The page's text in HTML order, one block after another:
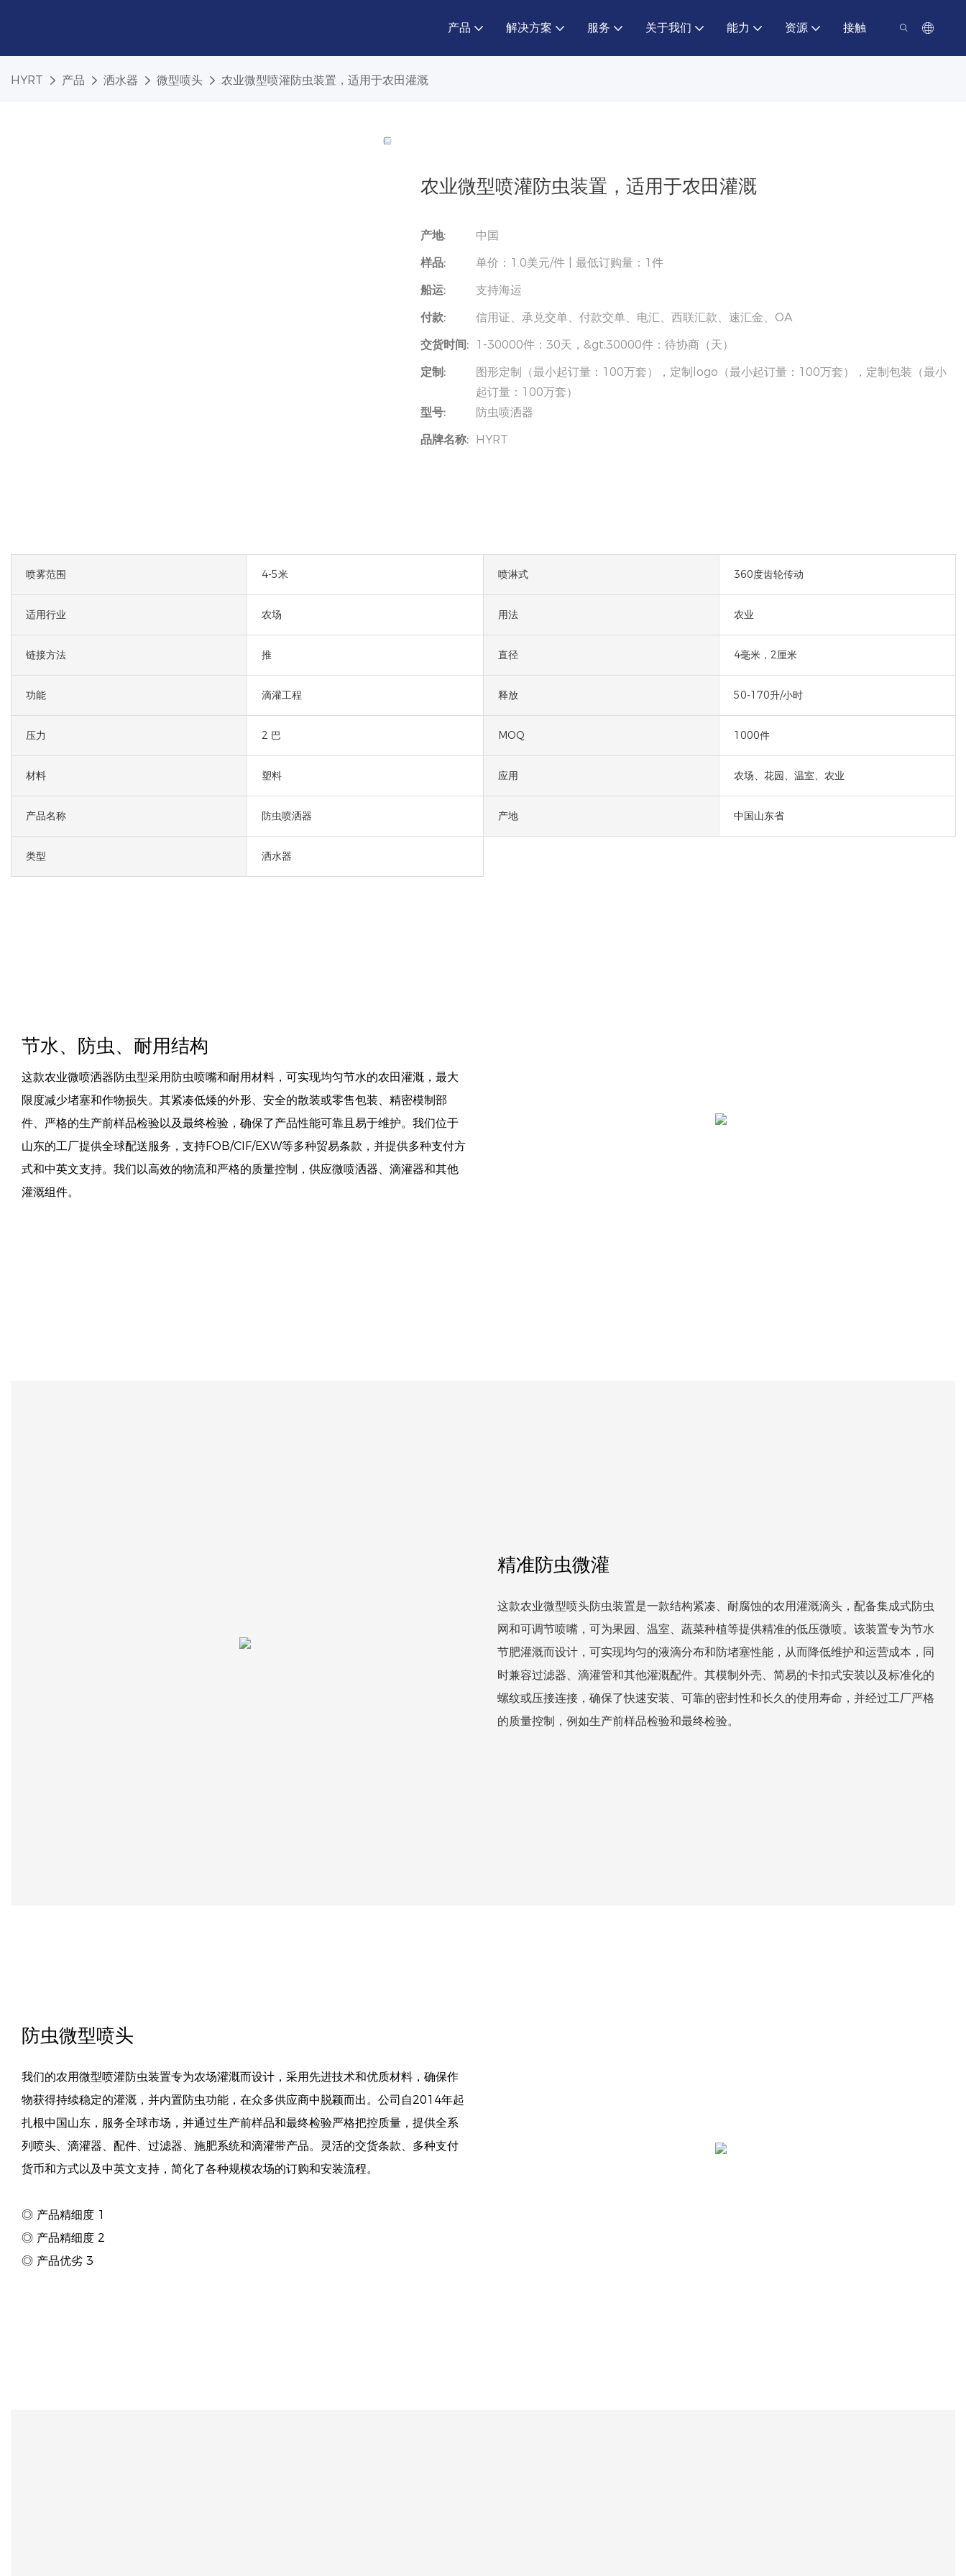
产品 解决方案 服务 关于我们 能力 资源 接触
HYRT 产品 洒水器 微型喷头 农业微型喷灌防虫装置，适用于农田灌溉
农业微型喷灌防虫装置，适用于农田灌溉
产地:
中国
样品:
单价：1.0美元/件 | 最低订购量：1件
船运:
支持海运
付款:
信用证、承兑交单、付款交单、电汇、西联汇款、速汇金、OA
交货时间:
1-30000件：30天，&gt;30000件：待协商（天）
定制:
图形定制（最小起订量：100万套），定制logo（最小起订量：100万套），定制包装（最小
起订量：100万套）
型号:
防虫喷洒器
品牌名称: HYRT
喷雾范围 4-5米 喷淋式 360度齿轮传动
适用行业 农场 用法 农业
链接方法 推 直径 4毫米，2厘米
功能 滴灌工程 释放 50-170升/小时
压力 2 巴 MOQ 1000件
材料 塑料 应用 农场、花园、温室、农业
产品名称 防虫喷洒器 产地 中国山东省
类型 洒水器
节水、防虫、耐用结构
这款农业微喷洒器防虫型采用防虫喷嘴和耐用材料，可实现均匀节水的农田灌溉，最大
限度减少堵塞和作物损失。其紧凑低矮的外形、安全的散装或零售包装、精密模制部
件、严格的生产前样品检验以及最终检验，确保了产品性能可靠且易于维护。我们位于
山东的工厂提供全球配送服务，支持FOB/CIF/EXW等多种贸易条款，并提供多种支付方
式和中英文支持。我们以高效的物流和严格的质量控制，供应微喷洒器、滴灌器和其他
灌溉组件。
精准防虫微灌
这款农业微型喷头防虫装置是一款结构紧凑、耐腐蚀的农用灌溉滴头，配备集成式防虫
网和可调节喷嘴，可为果园、温室、蔬菜种植等提供精准的低压微喷。该装置专为节水
节肥灌溉而设计，可实现均匀的液滴分布和防堵塞性能，从而降低维护和运营成本，同
时兼容过滤器、滴灌管和其他灌溉配件。其模制外壳、简易的卡扣式安装以及标准化的
螺纹或压接连接，确保了快速安装、可靠的密封性和长久的使用寿命，并经过工厂严格
的质量控制，例如生产前样品检验和最终检验。
防虫微型喷头
我们的农用微型喷灌防虫装置专为农场灌溉而设计，采用先进技术和优质材料，确保作
物获得持续稳定的灌溉，并内置防虫功能，在众多供应商中脱颖而出。公司自2014年起
扎根中国山东，服务全球市场，并通过生产前样品和最终检验严格把控质量，提供全系
列喷头、滴灌器、配件、过滤器、施肥系统和滴灌带产品。灵活的交货条款、多种支付
货币和方式以及中英文支持，简化了各种规模农场的订购和安装流程。
◎ 产品精细度 1
◎ 产品精细度 2
◎ 产品优劣 3